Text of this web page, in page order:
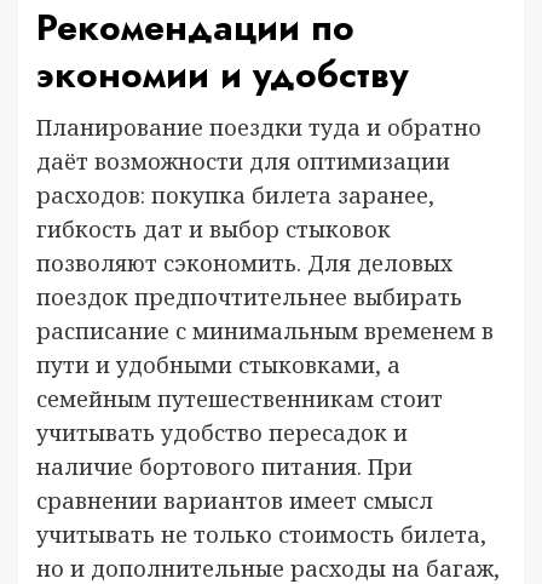
Рекомендации по
экономии и удобству
Планирование поездки туда и обратно
даёт возможности для оптимизации
расходов: покупка билета заранее,
гибкость дат и выбор стыковок
позволяют сэкономить. Для деловых
поездок предпочтительнее выбирать
расписание с минимальным временем в
пути и удобными стыковками, а
семейным путешественникам стоит
учитывать удобство пересадок и
наличие бортового питания. При
сравнении вариантов имеет смысл
учитывать не только стоимость билета,
но и дополнительные расходы на багаж,